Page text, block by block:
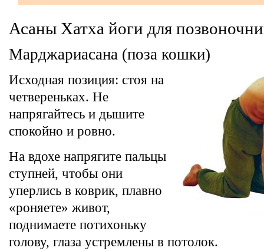
Асаны Хатха йоги для
Марджариасана (поза кошки)
Исходная позиция: стоя на
четвереньках. Не
напрягайтесь и дышите
спокойно и ровно.
На вдохе напрягите пальцы
ступней, чтобы они
уперлись в коврик, плавно
«роняете» живот,
поднимаете потихоньку
голову, глаза устремлены в потолок.